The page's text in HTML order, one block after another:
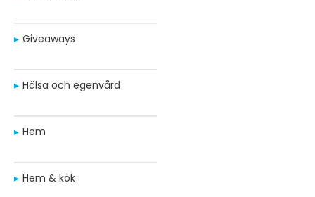
Giveaways
Hälsa och egenvård
Hem
Hem & kök